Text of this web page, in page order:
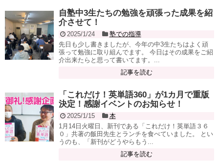
自塾中3生たちの勉強を頑張った成果を紹
介させて！
2025/1/24
塾での指導
先日も少し書きましたが、今年の中3生たちはよく頑
張って勉強に取り組んでます。 今日はその成果をご紹
介出来たらと思って書いてます。...
記事を読む
「これだけ！英単語360」が1カ月で重版
決定！感謝イベントのお知らせ！
2025/1/15
本
1月14日火曜日、新刊である「これだけ！英単語３６
０」共著の飯田先生とランチを食べていました。 とい
うのも、「新刊がどうやらもう...
記事を読む